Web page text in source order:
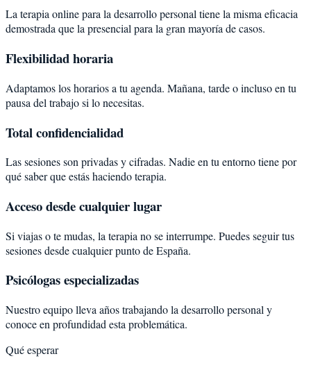
La terapia online para la desarrollo personal tiene la misma eficacia
demostrada que la presencial para la gran mayoría de casos.
Flexibilidad horaria
Adaptamos los horarios a tu agenda. Mañana, tarde o incluso en tu
pausa del trabajo si lo necesitas.
Total confidencialidad
Las sesiones son privadas y cifradas. Nadie en tu entorno tiene por
qué saber que estás haciendo terapia.
Acceso desde cualquier lugar
Si viajas o te mudas, la terapia no se interrumpe. Puedes seguir tus
sesiones desde cualquier punto de España.
Psicólogas especializadas
Nuestro equipo lleva años trabajando la desarrollo personal y
conoce en profundidad esta problemática.
Qué esperar